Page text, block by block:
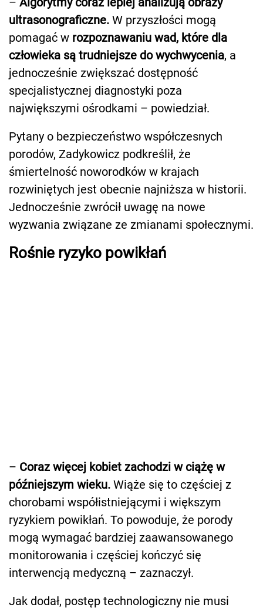
ultrasonograficzne. W przyszłości mogą
pomagać w rozpoznawaniu wad, które dla
człowieka są trudniejsze do wychwycenia, a
jednocześnie zwiększać dostępność
specjalistycznej diagnostyki poza
największymi ośrodkami – powiedział.
Pytany o bezpieczeństwo współczesnych
porodów, Zadykowicz podkreślił, że
śmiertelność noworodków w krajach
rozwiniętych jest obecnie najniższa w historii.
Jednocześnie zwrócił uwagę na nowe
wyzwania związane ze zmianami społecznymi.
Rośnie ryzyko powikłań
– Coraz więcej kobiet zachodzi w ciążę w
późniejszym wieku. Wiąże się to częściej z
chorobami współistniejącymi i większym
ryzykiem powikłań. To powoduje, że porody
mogą wymagać bardziej zaawansowanego
monitorowania i częściej kończyć się
interwencją medyczną – zaznaczył.
Jak dodał, postęp technologiczny nie musi